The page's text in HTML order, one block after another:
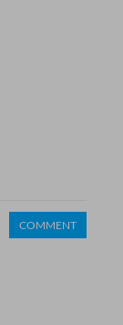
COMMENT